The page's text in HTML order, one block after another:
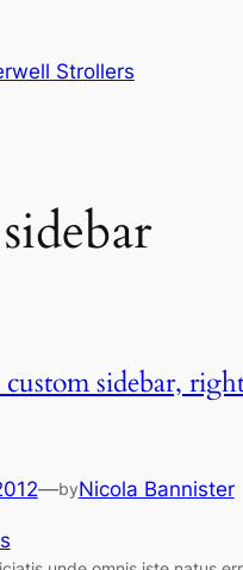
Strollers
sidebar
sidebar,
—byNicola Bannister